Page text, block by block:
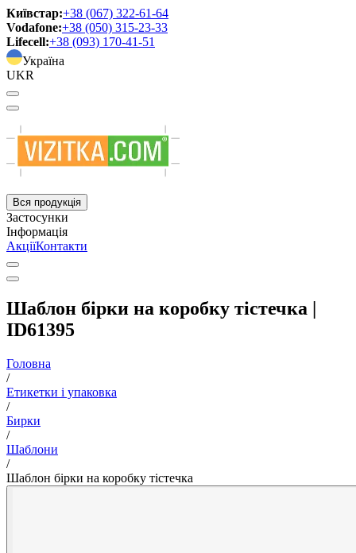
Київстар:+38 (067) 322-61-64
Vodafone:+38 (050) 315-23-33
Lifecell:+38 (093) 170-41-51
Україна
UKR
Вся продукція
Застосунки
Інформація
АкціїКонтакти
Шаблон бірки на коробку тістечка |
ID61395
Головна
/
Етикетки і упаковка
/
Бирки
/
Шаблони
/
Шаблон бірки на коробку тістечка